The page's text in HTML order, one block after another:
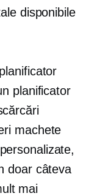
disponibile
planificator
machete
doar câteva
mai